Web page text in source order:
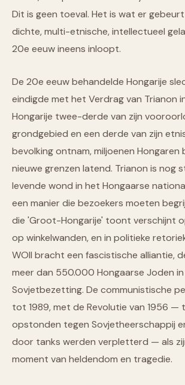
Dit is geen toeval. Het is wat er gebeurt
dichte, multi-etnische, intellectueel
20e eeuw ineens inloopt.
De 20e eeuw behandelde Hongarije
eindigde met het Verdrag van Trianon in
Hongarije twee-derde van zijn
grondgebied en een derde van zijn
bevolking ontnam, miljoenen Hongaren
nieuwe grenzen latend. Trianon is nog
levende wond in het Hongaarse
een manier die bezoekers moeten
die 'Groot-Hongarije' toont verschijnt
op winkelwanden, en in politieke
WOII bracht een fascistische alliantie,
meer dan 550.000 Hongaarse Joden in
Sovjetbezetting. De communistische
tot 1989, met de Revolutie van 1956 —
opstonden tegen Sovjetheerschappij en
door tanks werden verpletterd — als
moment van heldendom en tragedie.